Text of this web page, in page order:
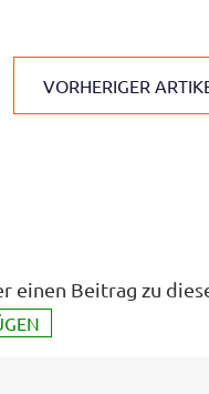
VORHERIGER
einen Beitrag zu